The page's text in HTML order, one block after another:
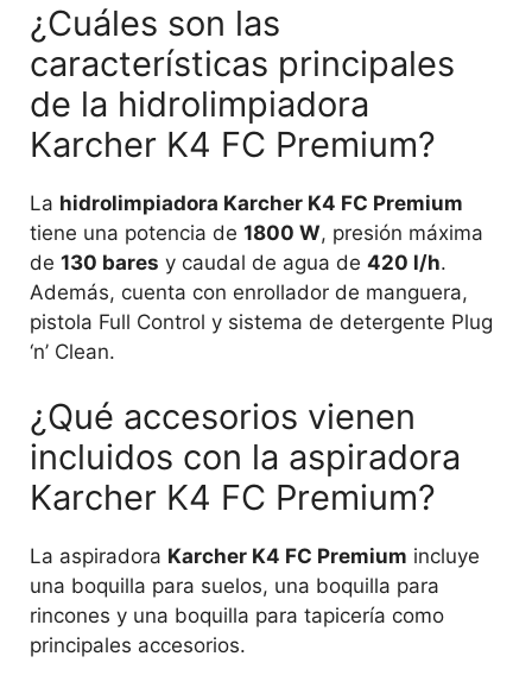
¿Cuáles son las
características principales
de la hidrolimpiadora
Karcher K4 FC Premium?
La hidrolimpiadora Karcher K4 FC Premium
tiene una potencia de 1800 W, presión máxima
de 130 bares y caudal de agua de 420 l/h.
Además, cuenta con enrollador de manguera,
pistola Full Control y sistema de detergente Plug
‘n’ Clean.
¿Qué accesorios vienen
incluidos con la aspiradora
Karcher K4 FC Premium?
La aspiradora Karcher K4 FC Premium incluye
una boquilla para suelos, una boquilla para
rincones y una boquilla para tapicería como
principales accesorios.